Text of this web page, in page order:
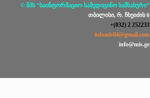
© შპს “საინფორმაციო-სამედიცინო სამსახური”
თბილისი, რ. ჩხეიძის 6
+(032) 2 252233
infomis04@gmail.com
info@mis.ge